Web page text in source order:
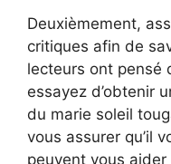
Deuxièmement,
critiques afin de
lecteurs ont pensé
essayez d’obtenir
du marie soleil
vous assurer qu’il
peuvent vous